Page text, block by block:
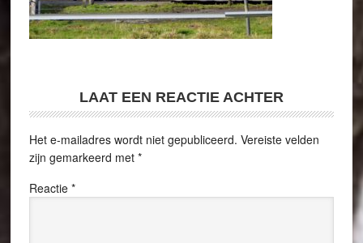
LAAT EEN REACTIE ACHTER
Het e-mailadres wordt niet gepubliceerd. Vereiste velden
zijn gemarkeerd met *
Reactie *